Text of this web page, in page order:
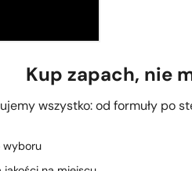
Kup zapach, nie
wszystko: od formuły po
wyboru